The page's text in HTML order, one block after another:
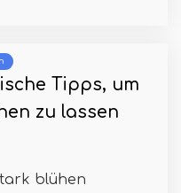
Tipps, um
zu lassen
blühen